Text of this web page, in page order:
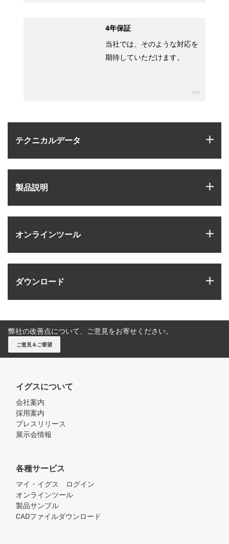
テクニカルデータ
製品説明
オンラインツール
ダウンロード
4年保証
当社では、そのような対応を
期待していただけます。
弊社の改善点について、ご意見をお寄せください。
ご意見＆ご要望
イグスについて
会社案内
採用案内
プレスリリース
展示会情報
各種サービス
マイ・イグス ログイン
オンラインツール
製品サンプル
CADファイルダウンロード